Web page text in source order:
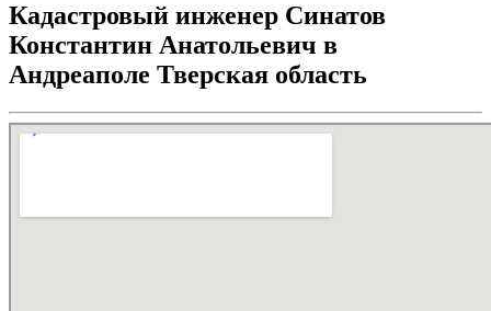
Кадастровый инженер Синатов
Константин Анатольевич в
Андреаполе Тверская область